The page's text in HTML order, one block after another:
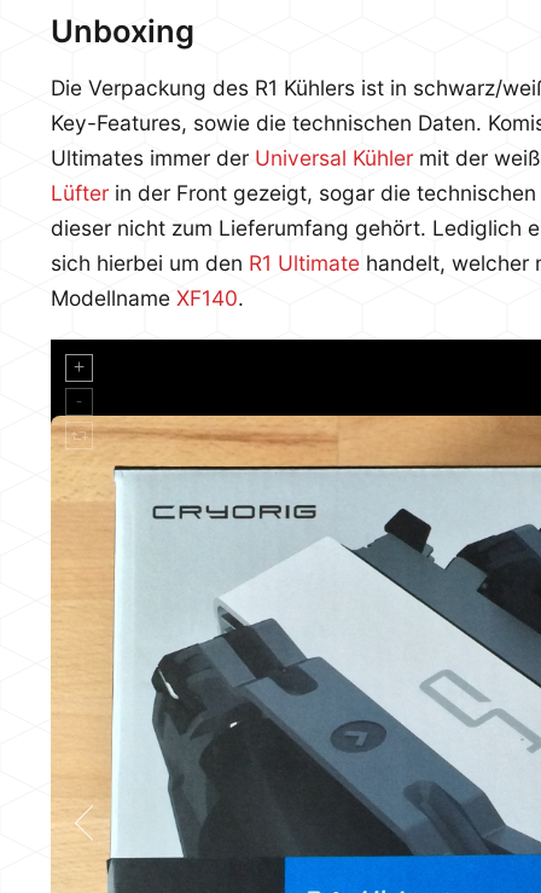
Unboxing
Die Verpackung des R1 Kühlers ist in schwarz/
Key-Features, sowie die technischen Daten.
Ultimates immer der Universal Kühlermit der
Lüfterin der Front gezeigt, sogar die
dieser nicht zum Lieferumfang gehört. Lediglich
sich hierbei um den R1 Ultimatehandelt, welcher
Modellname XF140.